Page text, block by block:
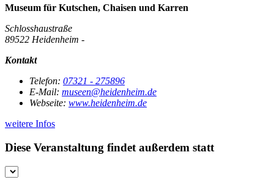
Museum für Kutschen, Chaisen und Karren
Schlosshaustraße
89522 Heidenheim -
Kontakt
Telefon: 07321 - 275896
E-Mail: museen@heidenheim.de
Webseite: www.heidenheim.de
weitere Infos
Diese Veranstaltung findet außerdem statt